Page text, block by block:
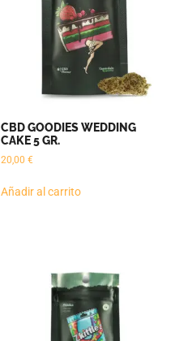
CBD GOODIES WEDDING
CAKE 5 GR.
20,00 €
Añadir al carrito